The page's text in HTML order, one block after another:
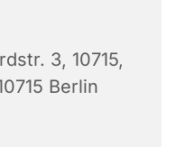
3, 10715,
Berlin